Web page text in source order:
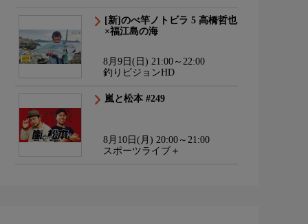
[新]のべ竿ノトビラ 5 高橋哲也
×福江島の海
8月9日(日) 21:00～22:00
釣りビジョンHD
嵐と松本 #249
8月10日(月) 20:00～21:00
スポーツライブ＋